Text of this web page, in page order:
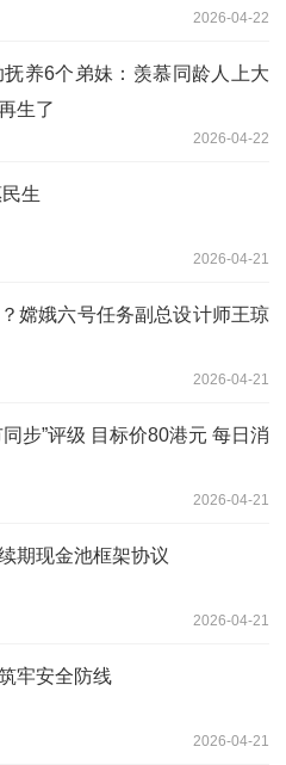
2026-04-22
养6个弟妹：羡慕同龄人上大
生了
2026-04-22
生
2026-04-21
嫦娥六号任务副总设计师王琼
2026-04-21
步”评级 目标价80港元 每日消
2026-04-21
期现金池框架协议
2026-04-21
牢安全防线
2026-04-21